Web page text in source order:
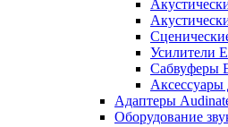
Усилители
Сабвуферы
Аксессуары
Адаптеры
Оборудование